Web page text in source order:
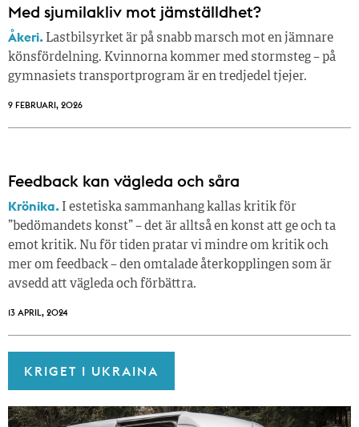
Med sjumilakliv mot jämställdhet?
Åkeri. Lastbilsyrket är på snabb marsch mot en jämnare
könsfördelning. Kvinnorna kommer med stormsteg – på
gymnasiets transportprogram är en tredjedel tjejer.
9 FEBRUARI, 2026
Feedback kan vägleda och såra
Krönika. I estetiska sammanhang kallas kritik för
”bedömandets konst” – det är alltså en konst att ge och ta
emot kritik. Nu för tiden pratar vi mindre om kritik och
mer om feedback – den omtalade återkopplingen som är
avsedd att vägleda och förbättra.
13 APRIL, 2024
KRIGET I UKRAINA